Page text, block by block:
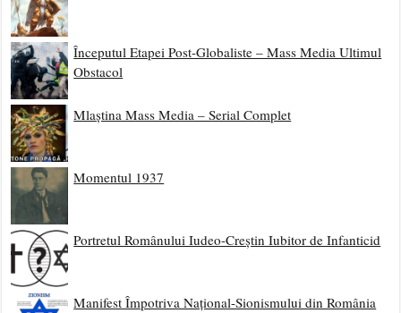
Începutul Etapei Post-Globaliste – Mass Media Ultimul
Obstacol
Mlaștina Mass Media – Serial Complet
Momentul 1937
Portretul Românului Iudeo-Creștin Iubitor de Infanticid
Manifest Împotriva Național-Sionismului din România